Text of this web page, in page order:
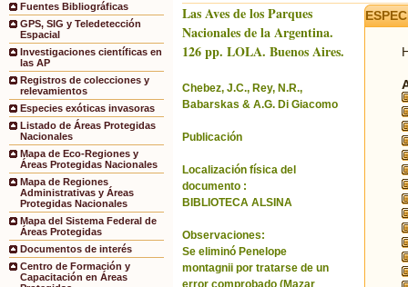
Fuentes Bibliográficas
GPS, SIG y Teledetección
Espacial
Investigaciones científicas en
las AP
Registros de colecciones y
relevamientos
Especies exóticas invasoras
Listado de Áreas Protegidas
Nacionales
Mapa de Eco-Regiones y
Áreas Protegidas Nacionales
Mapa de Regiones
Administrativas y Áreas
Protegidas Nacionales
Mapa del Sistema Federal de
Áreas Protegidas
Documentos de interés
Centro de Formación y
Capacitación en Áreas
Las Aves de los Parques
Nacionales de la Argentina.
126 pp. LOLA. Buenos Aires.
Chebez, J.C., Rey, N.R.,
Babarskas & A.G. Di Giacomo
Publicación
Localización física del
documento :
BIBLIOTECA ALSINA
Observaciones:
Se eliminó Penelope
montagnii por tratarse de un
error comprobado (Mazar